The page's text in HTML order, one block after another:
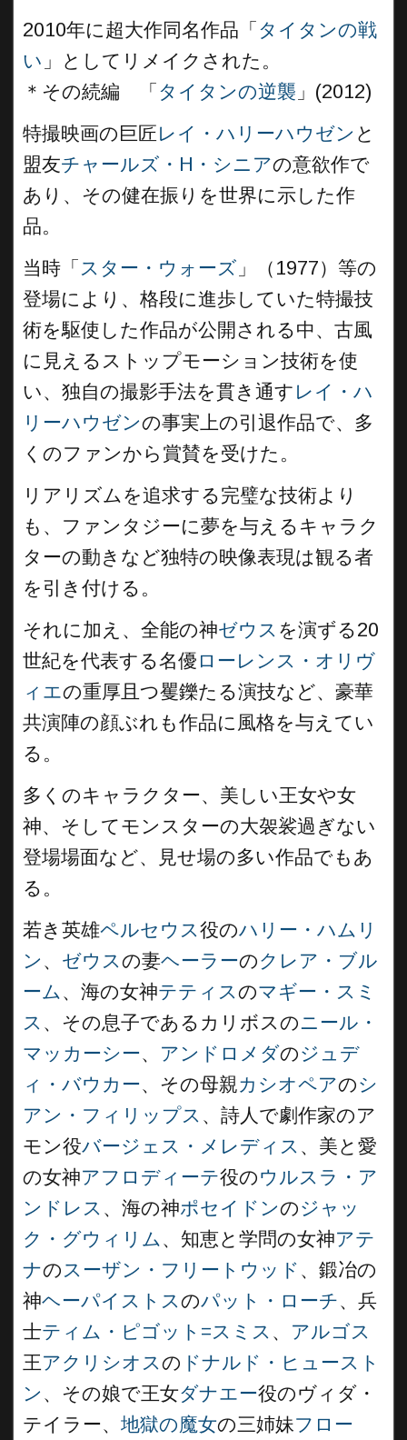
2010年に超大作同名作品「 タイタンの戦
い 」としてリメイクされた。
＊その続編 「 タイタンの逆襲 」(2012)
特撮映画の巨匠レイ・ハリーハウゼン と
盟友チャールズ・H・シニアの意欲作で
あり、その健在振りを世界に示した作
品。
当時「 スター・ウォーズ 」（1977）等の
登場により、格段に進歩していた特撮技
術を駆使した作品が公開される中、古風
に見えるストップモーション技術を使
い、独自の撮影手法を貫き通す レイ・ハ
リーハウゼンの事実上の引退作品で、多
くのファンから賞賛を受けた。
リアリズムを追求する完璧な技術より
も、ファンタジーに夢を与えるキャラク
ターの動きなど独特の映像表現は観る者
を引き付ける。
それに加え、全能の神ゼウス を演ずる20
世紀を代表する名優 ローレンス・オリヴ
ィエの重厚且つ矍鑠たる演技など、豪華
共演陣の顔ぶれも作品に風格を与えてい
る。
多くのキャラクター、美しい王女や女
神、そしてモンスターの大袈裟過ぎない
登場場面など、見せ場の多い作品でもあ
る。
若き英雄ペルセウス役のハリー・ハムリ
ン 、 ゼウスの妻ヘーラーのクレア・ブル
ーム、海の女神テティスのマギー・スミ
ス 、その息子であるカリボスのニール・
マッカーシー、 アンドロメダのジュデ
ィ・バウカー、その母親カシオペアのシ
アン・フィリップス 、詩人で劇作家のア
モン役バージェス・メレディス 、美と愛
の女神アフロディーテ役のウルスラ・ア
ンドレス 、海の神ポセイドンのジャッ
ク・グウィリム、知恵と学問の女神アテ
ナのスーザン・フリートウッド 、鍛冶の
神ヘーパイストスのパット・ローチ、兵
士ティム・ピゴット=スミス 、 アルゴス
王アクリシオスの ドナルド・ヒュースト
ン 、その娘で王女ダナエー役のヴィダ・
テイラー、 地獄の魔女の三姉妹フロー